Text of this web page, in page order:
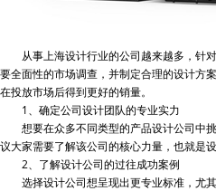
从事上海设计行业的公司越来越多，针
要全面性的市场调查，并制定合理的设计方
在投放市场后得到更好的销量。
1、确定公司设计团队的专业实力
想要在众多不同类型的产品设计公司中
议大家需要了解该公司的核心力量，也就是
2、了解设计公司的过往成功案例
选择设计公司想呈现出更专业标准，尤